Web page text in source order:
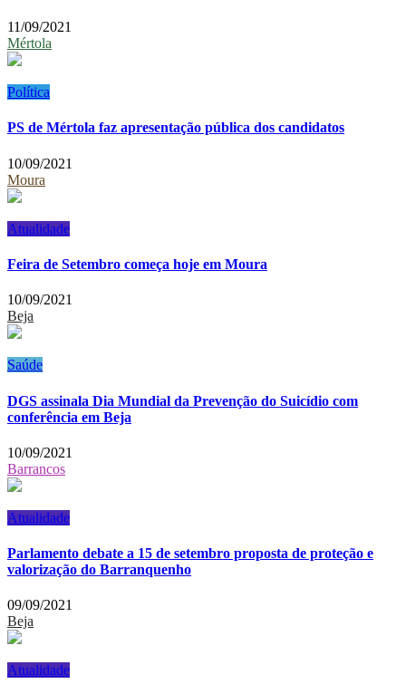
11/09/2021
Mértola
Política
PS de Mértola faz apresentação pública dos candidatos
10/09/2021
Moura
Atualidade
Feira de Setembro começa hoje em Moura
10/09/2021
Beja
Saúde
DGS assinala Dia Mundial da Prevenção do Suicídio com
conferência em Beja
10/09/2021
Barrancos
Atualidade
Parlamento debate a 15 de setembro proposta de proteção e
valorização do Barranquenho
09/09/2021
Beja
Atualidade